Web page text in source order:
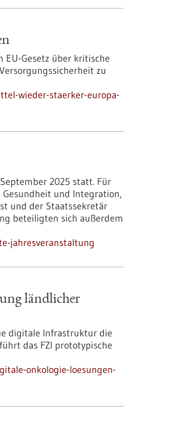
Gesetz über kritische
zu
wieder-staerker-europa-
2025 statt. Für
und Integration,
und der Staatssekretär
beteiligten sich außerdem
jahresveranstaltung
ländlicher
digitale Infrastruktur die
das FZI prototypische
onkologie-loesungen-